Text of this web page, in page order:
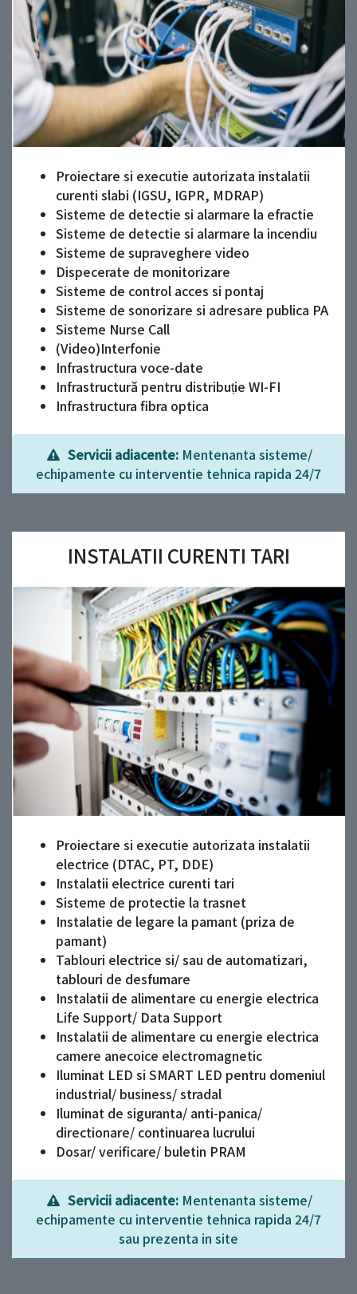
Proiectare si executie autorizata instalatii
curenti slabi (IGSU, IGPR, MDRAP)
Sisteme de detectie si alarmare la efractie
Sisteme de detectie si alarmare la incendiu
Sisteme de supraveghere video
Dispecerate de monitorizare
Sisteme de control acces si pontaj
Sisteme de sonorizare si adresare publica PA
Sisteme Nurse Call
(Video)Interfonie
Infrastructura voce-date
Infrastructură pentru distribuție WI-FI
Infrastructura fibra optica
Servicii adiacente:Mentenanta sisteme/
echipamente cu interventie tehnica rapida 24/7
INSTALATII CURENTI TARI
Proiectare si executie autorizata instalatii
electrice (DTAC, PT, DDE)
Instalatii electrice curenti tari
Sisteme de protectie la trasnet
Instalatie de legare la pamant (priza de
pamant)
Tablouri electrice si/ sau de automatizari,
tablouri de desfumare
Instalatii de alimentare cu energie electrica
Life Support/ Data Support
Instalatii de alimentare cu energie electrica
camere anecoice electromagnetic
Iluminat LED si SMART LED pentru domeniul
industrial/ business/ stradal
Iluminat de siguranta/ anti-panica/
directionare/ continuarea lucrului
Dosar/ verificare/ buletin PRAM
Servicii adiacente:Mentenanta sisteme/
echipamente cu interventie tehnica rapida 24/7
sau prezenta in site